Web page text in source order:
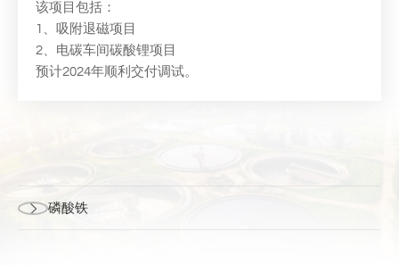
该项目包括：
1、吸附退磁项目
2、电碳车间碳酸锂项目
预计2024年顺利交付调试。
磷酸铁